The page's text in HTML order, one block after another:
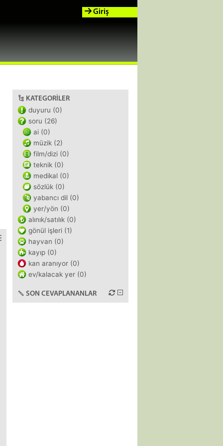
Giriş
KATEGORILER
duyuru (0)
soru (26)
ai (0)
müzik (2)
film/dizi (0)
teknik (0)
medikal (0)
sözlük (0)
yabancı dil (0)
yer/yön (0)
alınık/satılık (0)
gönül işleri (1)
hayvan (0)
kayıp (0)
kan aranıyor (0)
ev/kalacak yer (0)
SON CEVAPLANANLAR